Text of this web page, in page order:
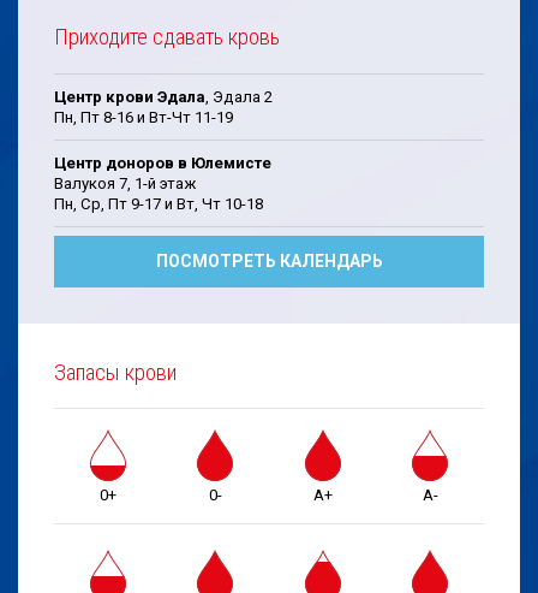
Приходите сдавать кровь
Центр крови Эдала, Эдала 2
Пн, Пт 8-16 и Вт-Чт 11-19
Центр доноров в Юлемисте
Валукоя 7, 1-й этаж
Пн, Cp, Пт 9-17 и Bт, Чт 10-18
ПОСМОТРЕТЬ КАЛЕНДАРЬ
Запасы крови
0+ 0- A+ A-